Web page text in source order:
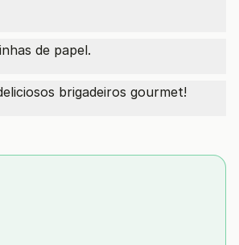
de papel.
brigadeiros gourmet!